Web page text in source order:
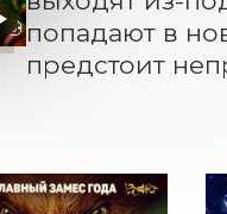
попадают в
предстоит